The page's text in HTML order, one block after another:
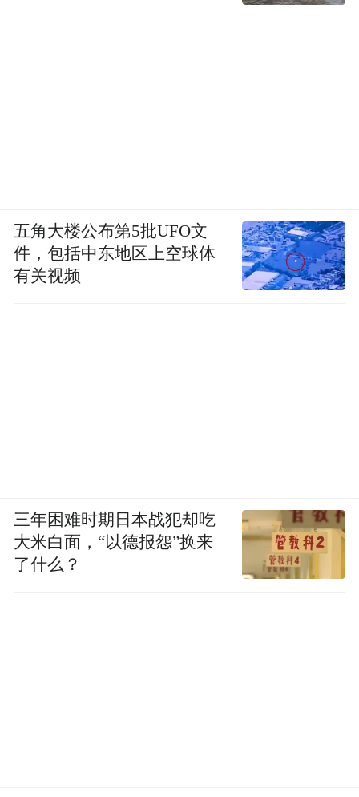
五角大楼公布第5批UFO文
件，包括中东地区上空球体
有关视频
三年困难时期日本战犯却吃
大米白面，“以德报怨”换来
了什么？